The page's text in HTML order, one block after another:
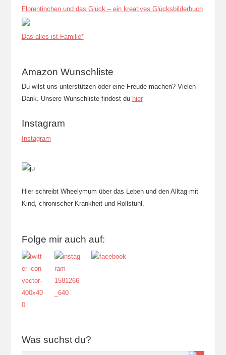
Florentinchen und das Glück – ein kreatives Glücksbilderbuch
Das alles ist Familie*
Amazon Wunschliste
Du wilst uns unterstützen oder eine Freude machen? Vielen
Dank. Unsere Wunschliste findest du hier
Instagram
Instagram
Hier schreibt Wheelymum über das Leben und den Alltag mit
Kind, chronischer Krankheit und Rollstuhl.
Folge mir auch auf:
Was suchst du?